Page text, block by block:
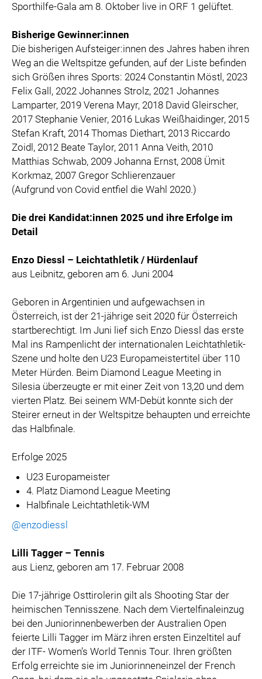
Sporthilfe-Gala am 8. Oktober live in ORF 1 gelüftet.
Bisherige Gewinner:innen
Die bisherigen Aufsteiger:innen des Jahres haben ihren
Weg an die Weltspitze gefunden, auf der Liste befinden
sich Größen ihres Sports: 2024 Constantin Möstl, 2023
Felix Gall, 2022 Johannes Strolz, 2021 Johannes
Lamparter, 2019 Verena Mayr, 2018 David Gleirscher,
2017 Stephanie Venier, 2016 Lukas Weißhaidinger, 2015
Stefan Kraft, 2014 Thomas Diethart, 2013 Riccardo
Zoidl, 2012 Beate Taylor, 2011 Anna Veith, 2010
Matthias Schwab, 2009 Johanna Ernst, 2008 Ümit
Korkmaz, 2007 Gregor Schlierenzauer
(Aufgrund von Covid entfiel die Wahl 2020.)
Die drei Kandidat:innen 2025 und ihre Erfolge im
Detail
Enzo Diessl – Leichtathletik / Hürdenlauf
aus Leibnitz, geboren am 6. Juni 2004
Geboren in Argentinien und aufgewachsen in
Österreich, ist der 21-jährige seit 2020 für Österreich
startberechtigt. Im Juni lief sich Enzo Diessl das erste
Mal ins Rampenlicht der internationalen Leichtathletik-
Szene und holte den U23 Europameistertitel über 110
Meter Hürden. Beim Diamond League Meeting in
Silesia überzeugte er mit einer Zeit von 13,20 und dem
vierten Platz. Bei seinem WM-Debüt konnte sich der
Steirer erneut in der Weltspitze behaupten und erreichte
das Halbfinale.
Erfolge 2025
U23 Europameister
4. Platz Diamond League Meeting
Halbfinale Leichtathletik-WM
@enzodiessl
Lilli Tagger – Tennis
aus Lienz, geboren am 17. Februar 2008
Die 17-jährige Osttirolerin gilt als Shooting Star der
heimischen Tennisszene. Nach dem Viertelfinaleinzug
bei den Juniorinnenbewerben der Australien Open
feierte Lilli Tagger im März ihren ersten Einzeltitel auf
der ITF- Women’s World Tennis Tour. Ihren größten
Erfolg erreichte sie im Juniorinneneinzel der French